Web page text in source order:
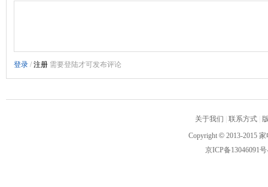
关于我们 联系方式
Copyright © 2013-2015
京ICP备13046091号